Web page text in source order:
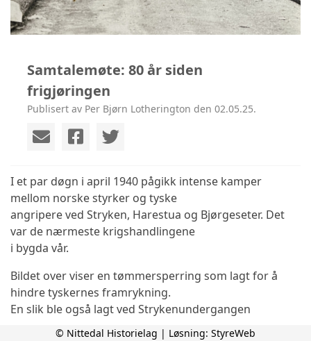
Samtalemøte: 80 år siden
frigjøringen
Publisert av Per Bjørn Lotherington den 02.05.25.
I et par døgn i april 1940 pågikk intense kamper
mellom norske styrker og tyske
angripere ved Stryken, Harestua og Bjørgeseter. Det
var de nærmeste krigshandlingene
i bygda vår.
Bildet over viser en tømmersperring som lagt for å
hindre tyskernes framrykning.
En slik ble også lagt ved Strykenundergangen
Mandag 5. mai får vi høre mer om trefningene og
© Nittedal Historielag | Løsning: StyreWeb